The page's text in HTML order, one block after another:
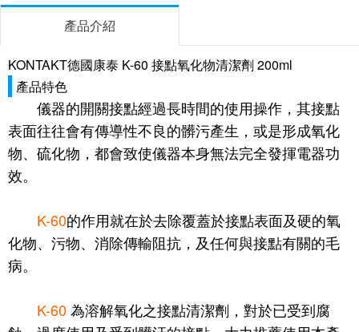
產品介紹
KONTAKT德國康泰 K-60 接點氧化物清潔劑 200ml
產品特色
儀器的開關接點經過長時間的使用操作，其接點
表面往往會有傳導性不良的髒污產生，或是形成氧化
物、硫化物，都會致使儀器本身無法完全發揮電器功
效。
K-60的作用就在於去除覆蓋於接點表面及硬的氧
化物、污物、消除傳輸阻抗，及任何與接點有關的毛
病。
K-60為溶解氧化之接點清潔劑，對於已受到腐